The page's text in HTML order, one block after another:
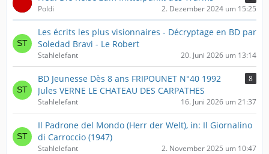
Poldi
2. Dezember 2024 um 15:25
Les écrits les plus visionnaires - Décryptage en BD par
Soledad Bravi - Le Robert
Stahlelefant 20. Juni 2026 um 13:14
BD Jeunesse Dès 8 ans FRIPOUNET N°40 1992
Jules VERNE LE CHATEAU DES CARPATHES
8
Stahlelefant 16. Juni 2026 um 21:37
Il Padrone del Mondo (Herr der Welt), in: Il Giornalino
di Carroccio (1947)
Stahlelefant 2. November 2025 um 10:47